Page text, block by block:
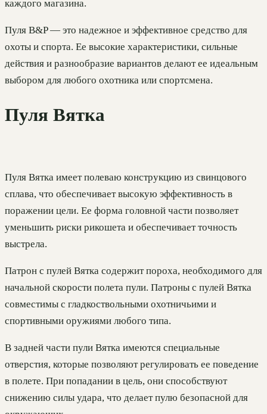
каждого магазина.
Пуля B&P — это надежное и эффективное средство для
охоты и спорта. Ее высокие характеристики, сильные
действия и разнообразие вариантов делают ее идеальным
выбором для любого охотника или спортсмена.
Пуля Вятка
Пуля Вятка имеет полеваю конструкцию из свинцового
сплава, что обеспечивает высокую эффективность в
поражении цели. Ее форма головной части позволяет
уменьшить риски рикошета и обеспечивает точность
выстрела.
Патрон с пулей Вятка содержит пороха, необходимого для
начальной скорости полета пули. Патроны с пулей Вятка
совместимы с гладкоствольными охотничьими и
спортивными оружиями любого типа.
В задней части пули Вятка имеются специальные
отверстия, которые позволяют регулировать ее поведение
в полете. При попадании в цель, они способствуют
снижению силы удара, что делает пулю безопасной для